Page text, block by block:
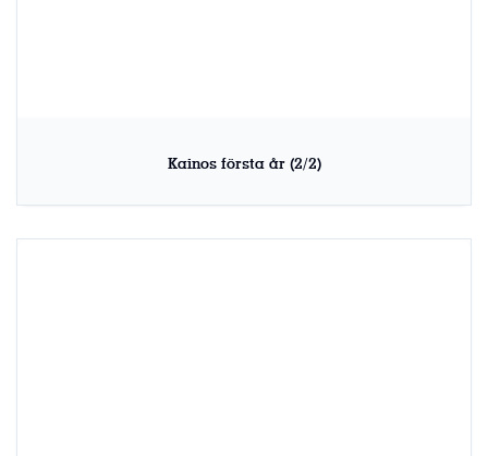
Kainos första år (2/2)